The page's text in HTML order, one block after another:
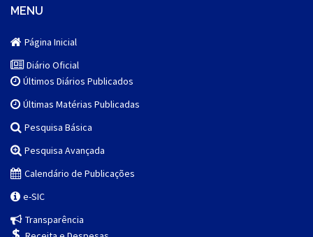
MENU
Página Inicial
Diário Oficial
Últimos Diários Publicados
Últimas Matérias Publicadas
Pesquisa Básica
Pesquisa Avançada
Calendário de Publicações
e-SIC
Transparência